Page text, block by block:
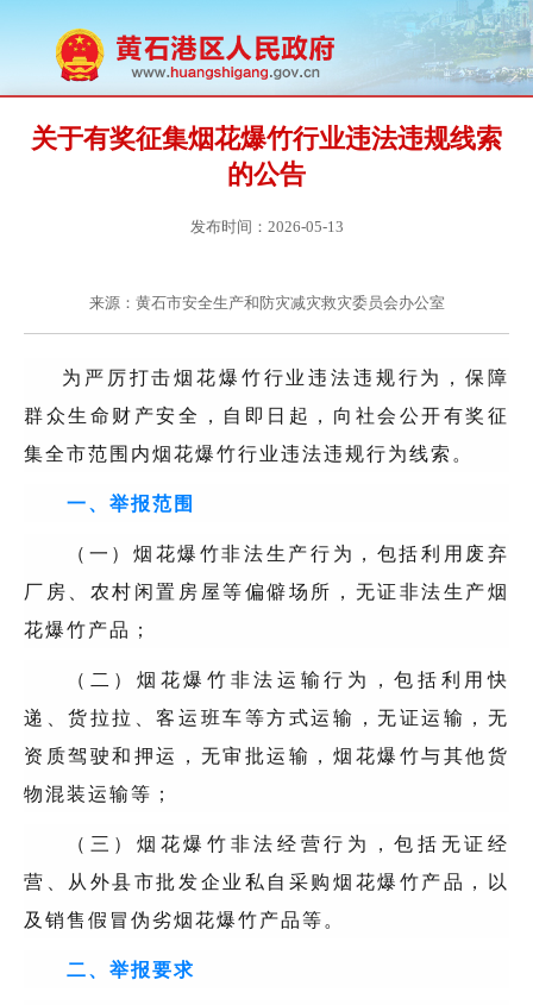
关于有奖征集烟花爆竹行业违法违规线索
的公告
发布时间：2026-05-13
来源：黄石市安全生产和防灾减灾救灾委员会办公室
为严厉打击烟花爆竹行业违法违规行为，保障
群众生命财产安全，自即日起，向社会公开有奖征
集全市范围内烟花爆竹行业违法违规行为线索。
一、举报范围
（一）烟花爆竹非法生产行为，包括利用废弃
厂房、农村闲置房屋等偏僻场所，无证非法生产烟
花爆竹产品；
（二）烟花爆竹非法运输行为，包括利用快
递、货拉拉、客运班车等方式运输，无证运输，无
资质驾驶和押运，无审批运输，烟花爆竹与其他货
物混装运输等；
（三）烟花爆竹非法经营行为，包括无证经
营、从外县市批发企业私自采购烟花爆竹产品，以
及销售假冒伪劣烟花爆竹产品等。
二、举报要求